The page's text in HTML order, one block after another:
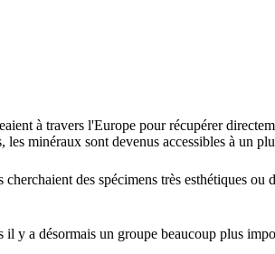
à travers l'Europe pour récupérer
minéraux sont devenus accessibles à un
des spécimens très esthétiques ou
y a désormais un groupe beaucoup plus